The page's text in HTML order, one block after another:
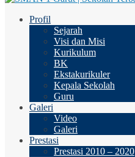
Profil
Sejarah
Visi dan Misi
Kurikulum
BK
Ekstakurikuler
Kepala Sekolah
Guru
Galeri
Video
Galeri
Prestasi
Prestasi 2010 – 2020